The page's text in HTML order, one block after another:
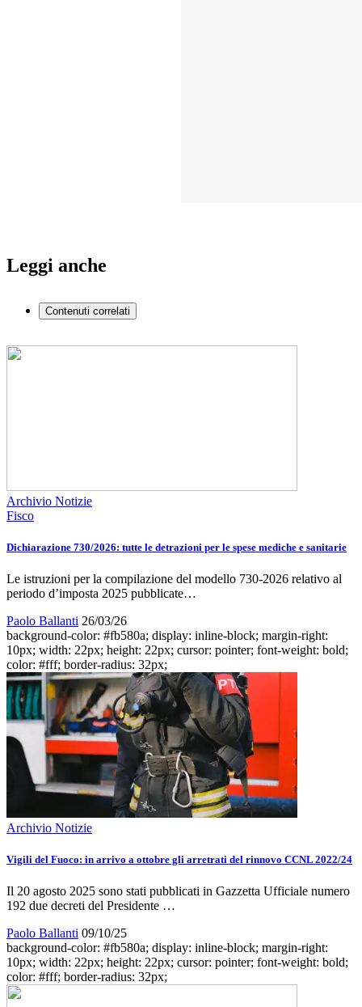
Leggi anche
Contenuti correlati
Archivio Notizie
Fisco
Dichiarazione 730/2026: tutte le detrazioni per le spese mediche e sanitarie
Le istruzioni per la compilazione del modello 730-2026 relativo al
periodo d’imposta 2025 pubblicate…
Paolo Ballanti 26/03/26
background-color: #fb580a; display: inline-block; margin-right:
10px; width: 22px; height: 22px; cursor: pointer; font-weight: bold;
color: #fff; border-radius: 32px;
Archivio Notizie
Vigili del Fuoco: in arrivo a ottobre gli arretrati del rinnovo CCNL 2022/24
Il 20 agosto 2025 sono stati pubblicati in Gazzetta Ufficiale numero
192 due decreti del Presidente …
Paolo Ballanti 09/10/25
background-color: #fb580a; display: inline-block; margin-right:
10px; width: 22px; height: 22px; cursor: pointer; font-weight: bold;
color: #fff; border-radius: 32px;